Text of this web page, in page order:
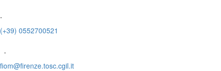
.
(+39) 0552700521
.
fiom@firenze.tosc.cgil.it